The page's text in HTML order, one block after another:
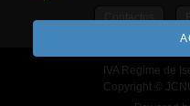
Contactos
IVA Regime de
Copyright ©